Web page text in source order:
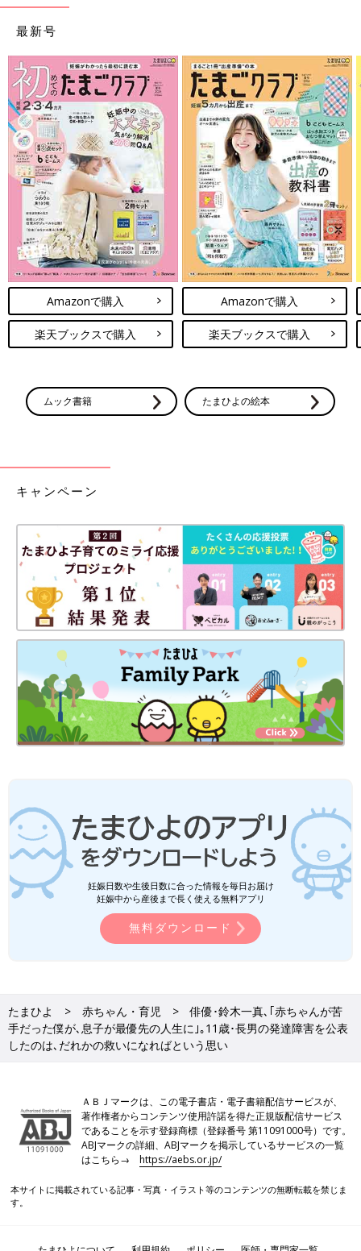
っただけでも、握手ができただけでもうれしかったです。
赤ちゃんが苦手だった自分が、息子の子育てを経験
して、180度考え方が変わった！
息子さん、自身のアート作品と一緒に。
で、女の子のグッズを買いそろえていたんです。そして自分の中
（笑）。とにかく大事にしなきゃいけないし、いろいろと心配し
なきゃいけないことも多いんだろうなと。
ただあるときに、男の子だということがわかって、実はすごくう
れしかったんです。男の子だと、取っ組み合いのけんかをしたっ
ていいし、多少は雑に扱ってもへっちゃらそうだし（笑）。もっ
と気楽に遊べるかなと思って、会えるのがすごく待ち遠しかった
ですね。
出産では、妻が「麻酔はしないで、痛みも味わう」と言ったとき
に、ちょっとびっくりしました。息子が生まれるときも、目ん玉
が飛び出るんじゃないかというぐらいに絶叫していたんですが、
痛みを耐えている姿を見て、本当に尊敬しましたね。そして幸運
です。そうしたら、体重計の上でうんちをプリプリとしてしまっ
て、なんと3000グラムぴったりに！それを見て、なんだか縁起
がいいなと思いました（笑）
――息子さんが誕生して、その後の子育てはどうでしたか？
鈴木 子育ては、夫婦で一緒にやっていました。とにかく、子育
てを楽しんでいました。
たんです。当時、雑誌『LEE』の編集長になっていて、その方に
「子育ての連載をやらないか」と声をかけてもらったんです。
「そんなバカな」と最初は思いましたけど、でも、受けてみよう
それで、連載の第一弾のタイトルは、「赤ちゃんが苦手だ」でし
た（笑）。「みんな、赤ちゃんはかわいいと言ってるけど、本当
ですか？」というところから、連載が始まりました。
んがかわいくてしょうがないという自分に（笑）。もう、1秒で
も長く一緒にいたいなという気持ちになっていました。当時は反
最新号
Amazonで購入
楽天ブックスで購入
Amazonで購入
楽天ブックスで購入
ムック書籍 たまひよの絵本
キャンペーン
妊娠日数や生後日数に合った情報を毎日お届け
妊娠中から産後まで長く使える無料アプリ
無料ダウンロード
たまひよ 赤ちゃん・育児
俳優･鈴木一真､｢赤ちゃんが苦
手だった僕が､息子が最優先の人生に｣｡11歳･長男の発達障害を公表
したのは､だれかの救いになればという思い
ＡＢＪマークは、この電子書店・電子書籍配信サービスが、
著作権者からコンテンツ使用許諾を得た正規版配信サービス
であることを示す登録商標（登録番号 第11091000号）です。
ABJマークの詳細、ABJマークを掲示しているサービスの一覧
はこちら→https://aebs.or.jp/
本サイトに掲載されている記事・写真・イラスト等のコンテンツの無断転載を禁じま
す。